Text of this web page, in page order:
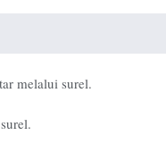
melalui surel.